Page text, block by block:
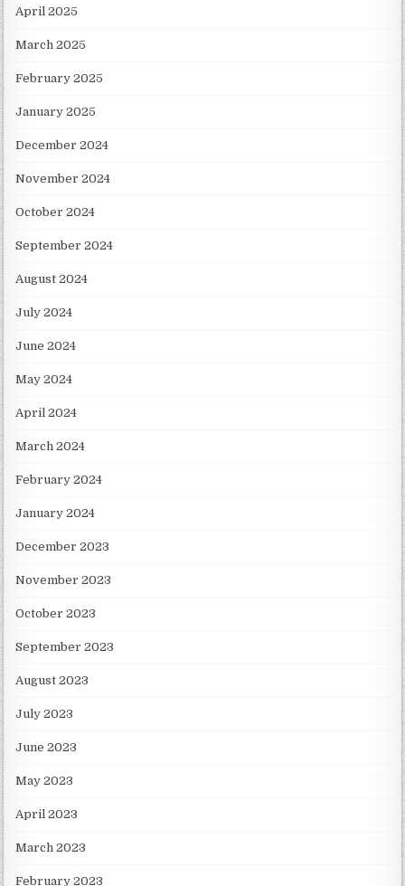
April 2025
March 2025
February 2025
January 2025
December 2024
November 2024
October 2024
September 2024
August 2024
July 2024
June 2024
May 2024
April 2024
March 2024
February 2024
January 2024
December 2023
November 2023
October 2023
September 2023
August 2023
July 2023
June 2023
May 2023
April 2023
March 2023
February 2023